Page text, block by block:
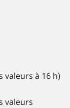
valeurs à 16 h)
valeurs